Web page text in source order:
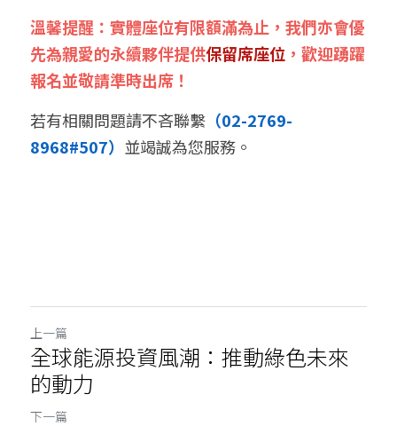
溫馨提醒：實體座位有限額滿為止，我們亦會優
先為親愛的永續夥伴提供保留席座位 ，歡迎踴躍
報名並敬請準時出席！
若有相關問題請不吝聯繫 （02-2769-
8968#507） 並竭誠為您服務。
上一篇
全球能源投資風潮：推動綠色未來
的動力
下一篇